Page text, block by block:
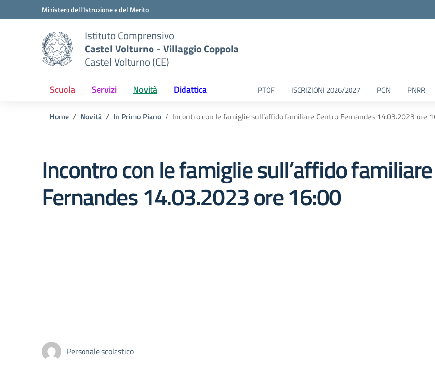
Vai ai contenuti
Vai al menu di navigazioneMinistero dell'Istruzione e del Merito
Istituto Comprensivo
Castel Volturno - Villaggio Coppola
Castel Volturno (CE)
Scuola Servizi Novità Didattica PTOF ISCRIZIONI 2026/2027 PON PNRR
Home Novità In Primo Piano Incontro con le famiglie sull’affido familiare Centro Fernandes 14.03.2023 ore
Incontro con le famiglie sull’affido
Fernandes 14.03.2023 ore 16:00
Personale scolastico